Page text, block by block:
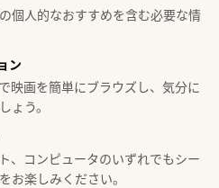
個人的なおすすめを含む必要な情
ン
映画を簡単にブラウズし、気分に
ょう。
、コンピュータのいずれでもシー
お楽しみください。